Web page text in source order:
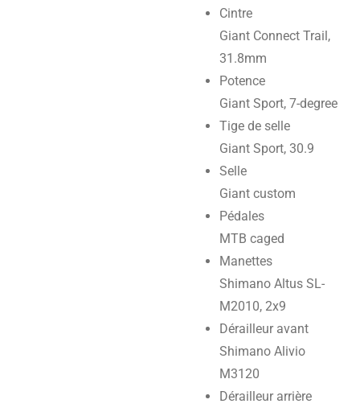
Cintre
Giant Connect Trail,
31.8mm
Potence
Giant Sport, 7-degree
Tige de selle
Giant Sport, 30.9
Selle
Giant custom
Pédales
MTB caged
Manettes
Shimano Altus SL-
M2010, 2x9
Dérailleur avant
Shimano Alivio
M3120
Dérailleur arrière